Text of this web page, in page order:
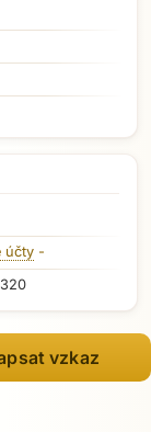
účty -
vzkaz